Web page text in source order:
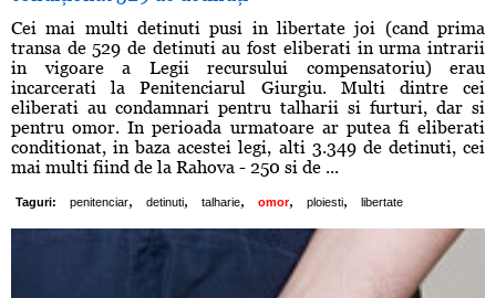
Cei mai multi detinuti pusi in libertate joi (cand prima
transa de 529 de detinuti au fost eliberati in urma intrarii
in vigoare a Legii recursului compensatoriu) erau
incarcerati la Penitenciarul Giurgiu. Multi dintre cei
eliberati au condamnari pentru talharii si furturi, dar si
pentru omor. In perioada urmatoare ar putea fi eliberati
conditionat, in baza acestei legi, alti 3.349 de detinuti, cei
mai multi fiind de la Rahova - 250 si de ...
Taguri: penitenciar, detinuti, talharie, omor, ploiesti, libertate